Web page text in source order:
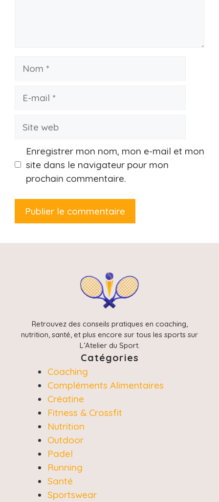
Nom
Site
Enregistrer mon nom, mon e-mail et mon
site dans le navigateur pour mon
prochain commentaire.
Retrouvez des conseils pratiques en coaching,
nutrition, santé, et plus encore sur tous les sports sur
L’Atelier du Sport.
Catégories
Coaching
Compléments Alimentaires
Créatine
Fitness & Crossfit
Nutrition
Outdoor
Padel
Running
Santé
Sportswear